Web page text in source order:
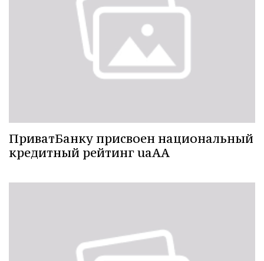
ПриватБанку присвоен национальный
кредитный рейтинг uaАА